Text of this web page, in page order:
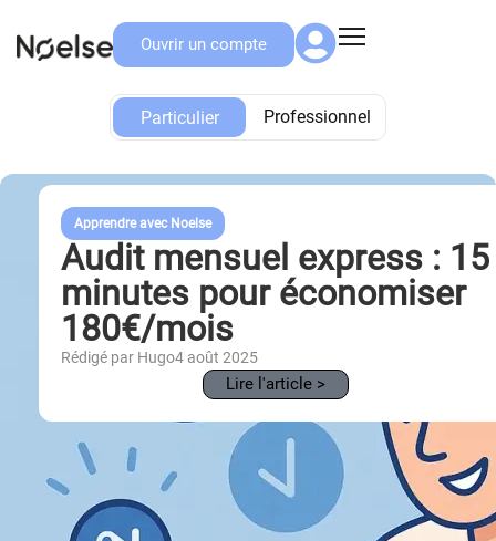
Ouvrir un compte
Particulier Professionnel
Particulier
Apprendre avec Noelse
Audit mensuel express : 15
minutes pour économiser
180€/mois
Rédigé par Hugo4 août 2025
Lire l'article >